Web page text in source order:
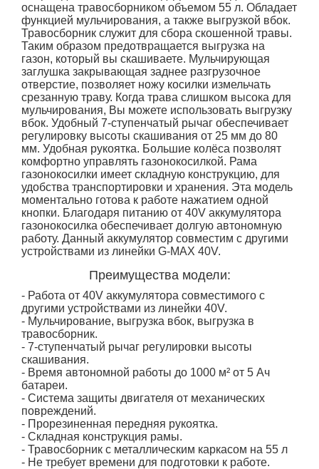
оснащена травосборником объемом 55 л. Обладает
функцией мульчирования, а также выгрузкой вбок.
Травосборник служит для сбора скошенной травы.
Таким образом предотвращается выгрузка на
газон, который вы скашиваете. Мульчирующая
заглушка закрывающая заднее разгрузочное
отверстие, позволяет ножу косилки измельчать
срезанную траву. Когда трава слишком высока для
мульчирования, Вы можете использовать выгрузку
вбок. Удобный 7-ступенчатый рычаг обеспечивает
регулировку высоты скашивания от 25 мм до 80
мм. Удобная рукоятка. Большие колёса позволят
комфортно управлять газонокосилкой. Рама
газонокосилки имеет складную конструкцию, для
удобства транспортировки и хранения. Эта модель
моментально готова к работе нажатием одной
кнопки. Благодаря питанию от 40V аккумулятора
газонокосилка обеспечивает долгую автономную
работу. Данный аккумулятор совместим с другими
устройствами из линейки G-MAX 40V.
Преимущества модели:
- Работа от 40V аккумулятора совместимого с
другими устройствами из линейки 40V.
- Мульчирование, выгрузка вбок, выгрузка в
травосборник.
- 7-ступенчатый рычаг регулировки высоты
скашивания.
- Время автономной работы до 1000 м² от 5 Ач
батареи.
- Система защиты двигателя от механических
повреждений.
- Прорезиненная передняя рукоятка.
- Складная конструкция рамы.
- Травосборник с металлическим каркасом на 55 л
- Не требует времени для подготовки к работе.